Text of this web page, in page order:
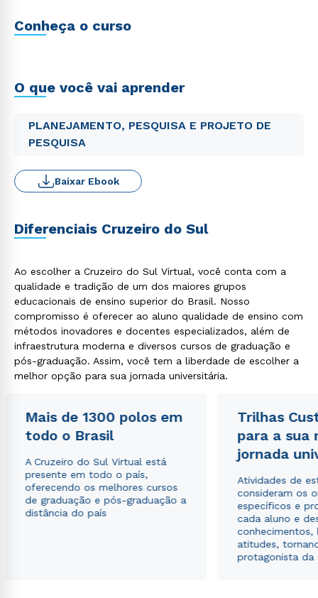
Conheça o curso
O que você vai aprender
PLANEJAMENTO, PESQUISA E PROJETO DE
PESQUISA
Baixar Ebook
Diferenciais Cruzeiro do Sul
Ao escolher a Cruzeiro do Sul Virtual, você conta com a
qualidade e tradição de um dos maiores grupos
educacionais de ensino superior do Brasil. Nosso
compromisso é oferecer ao aluno qualidade de ensino com
métodos inovadores e docentes especializados, além de
infraestrutura moderna e diversos cursos de graduação e
pós-graduação. Assim, você tem a liberdade de escolher a
melhor opção para sua jornada universitária.
Mais de 1300 polos em
todo o Brasil
A Cruzeiro do Sul Virtual está
presente em todo o país,
oferecendo os melhores cursos
de graduação e pós-graduação a
distância do país
Trilhas
para a sua
jornada
Atividades de
consideram os
específicos e
cada aluno e
conhecimentos,
atitudes,
protagonista da